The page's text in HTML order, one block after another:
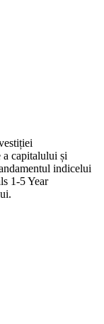
a capitalului și
indicelui
1-5 Year